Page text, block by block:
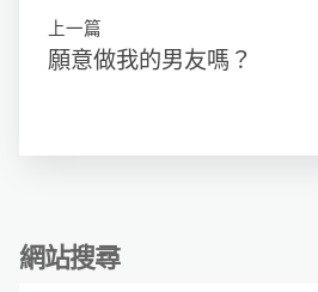
上一篇
願意做我的男友嗎？
網站搜尋